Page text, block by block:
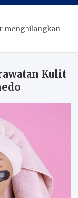
menghilangkan
Kulit